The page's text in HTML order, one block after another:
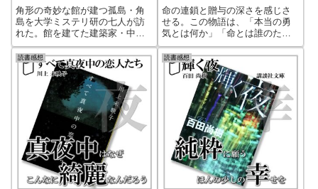
角形の奇妙な館が建つ孤島・角
島を大学ミステリ研の七人が訪
れた。館を建てた建築家・中村
青司は、半年前に炎上した青屋
敷で焼死したという。やがて学
生たちを襲う連続殺人。これら
の事件の真相へと迫りながら、
実はその真相が、ある男の強い
思いが関係していた。最後の最
後に面白い展開を見せてくれる
ミステリ小説です！
を描いたデビュー作！
命の連鎖と贈与の深さを感じさ
せる。この物語は、「本当の勇
気とは何か」「命とは誰のため
にあるのか」といった問いを、
現代に生きる私たちに静かに投
げかけてくる。超感動作！
読書感想 読書感想